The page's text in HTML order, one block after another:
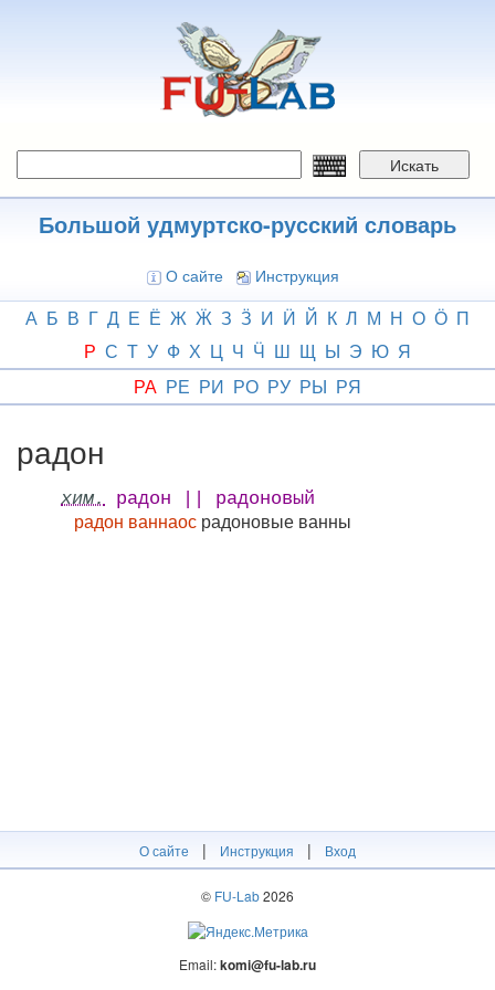
Искать
Большой удмуртско-русский словарь
О сайте Инструкция
А Б В Г Д Е Ё Ж Ӝ З Ӟ И Ӥ Й К Л М Н О Ӧ П
Р С Т У Ф Х Ц Ч Ӵ Ш Щ Ы Э Ю Я
РА РЕ РИ РО РУ РЫ РЯ
радон
хим. радон || радоновый
радон ваннаос радоновые ванны
О сайте | Инструкция | Вход
© FU-Lab2026
Email:komi@fu-lab.ru